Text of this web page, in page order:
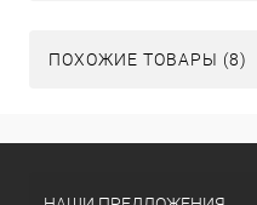
ПОХОЖИЕ ТОВАРЫ (8)